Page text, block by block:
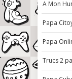
A Mon
Papa
Papa
Trucs 2